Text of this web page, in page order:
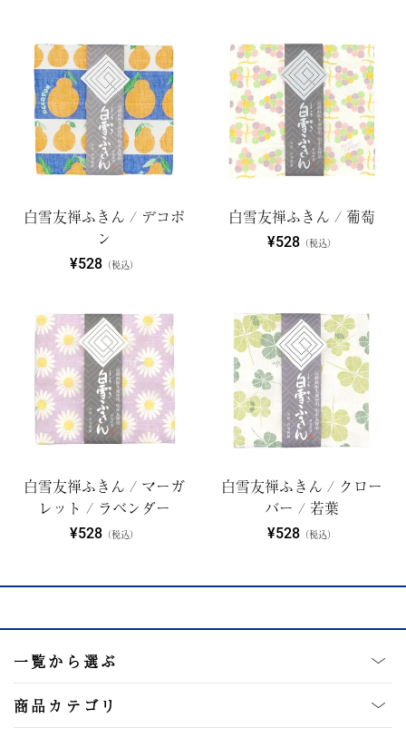
白雪友禅ふきん / デコポ
ン
¥528（税込）
白雪友禅ふきん / 葡萄
¥528 （税込）
白雪友禅ふきん / マーガ
レット / ラベンダー
¥528（税込）
白雪友禅ふきん / クロー
バー / 若葉
¥528 （税込）
一覧から選ぶ
商品カテゴリ